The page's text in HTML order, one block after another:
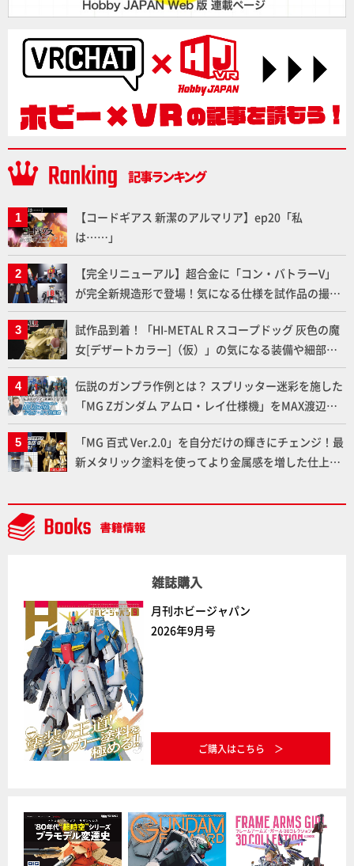
【コードギアス 新潔のアルマリア】ep20「私
は……」
【完全リニューアル】超合金に「コン・バトラーV」
が完全新規造形で登場！気になる仕様を試作品の撮り
下ろしでご紹介!!さらに「大鉄人17」＆「ワンエイ
ト」セット情報もお届け！【超合金の魂】
試作品到着！「HI-METAL R スコープドッグ 灰色の魔
女[デザートカラー]（仮）」の気になる装備や細部な
ど商品仕様を撮り下ろしでお届け!! 【装甲騎兵ボトム
ズ】
伝説のガンプラ作例とは？ スプリッター迷彩を施した
「MG Zガンダム アムロ・レイ仕様機」をMAX渡辺が
ふたたび塗る!!【試し読み】
「MG 百式 Ver.2.0」を自分だけの輝きにチェンジ！最
新メタリック塗料を使ってより金属感を増した仕上が
雑誌購入
月刊ホビージャパン
2026年9月号
ご購入はこちら